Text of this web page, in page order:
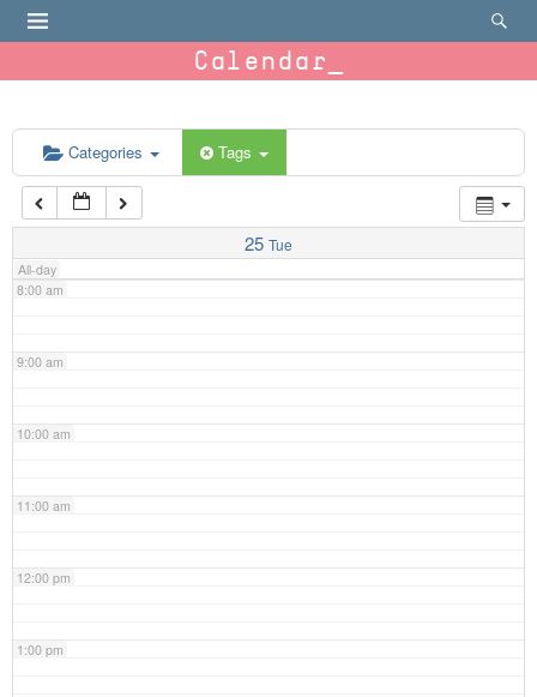
Calendar
Categories Tags
25 Tue
All-day
6:00 am
7:00 am
8:00 am
9:00 am
10:00 am
11:00 am
12:00 pm
1:00 pm